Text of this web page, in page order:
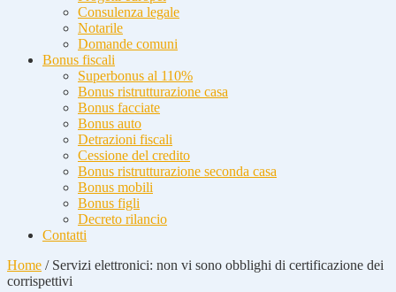
Consulenza legale
Notarile
Domande comuni
Bonus fiscali
Superbonus al 110%
Bonus ristrutturazione casa
Bonus facciate
Bonus auto
Detrazioni fiscali
Cessione del credito
Bonus ristrutturazione seconda casa
Bonus mobili
Bonus figli
Decreto rilancio
Contatti
Home / Servizi elettronici: non vi sono obblighi di certificazione dei
corrispettivi